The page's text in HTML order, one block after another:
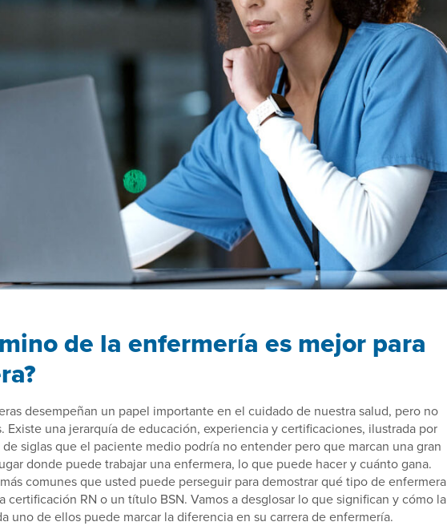
de la enfermería es mejor para
desempeñan un papel importante en el cuidado de nuestra salud, pero no
Existe una jerarquía de educación, experiencia y certificaciones, ilustrada por
siglas que el paciente medio podría no entender pero que marcan una gran
donde puede trabajar una enfermera, lo que puede hacer y cuánto gana.
comunes que usted puede perseguir para demostrar qué tipo de enfermera
certificación RN o un título BSN. Vamos a desglosar lo que significan y cómo la
uno de ellos puede marcar la diferencia en su carrera de enfermería.